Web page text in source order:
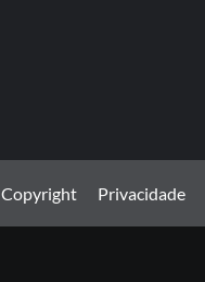
Copyright Privacidade